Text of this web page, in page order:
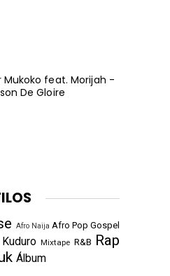
Mukoko feat. Morijah -
De Gloire
Afro Naija Afro Pop Gospel
Kuduro Mixtape R&B Rap
Álbum